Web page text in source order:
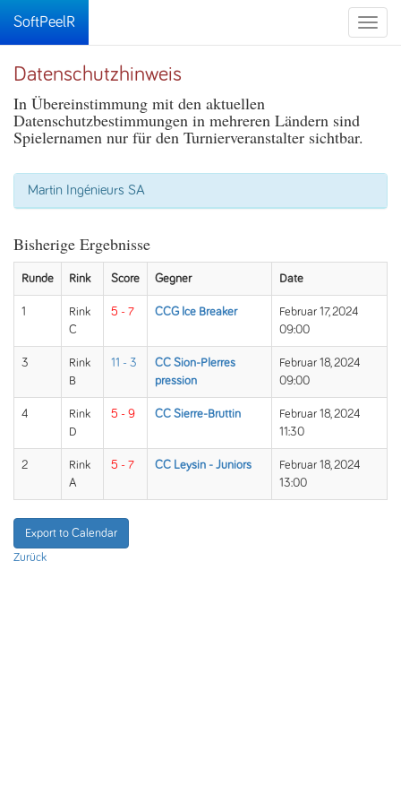
Toggle
SoftPeelR
Datenschutzhinweis
In Übereinstimmung mit den aktuellen
Datenschutzbestimmungen in mehreren Ländern sind
Spielernamen nur für den Turnierveranstalter sichtbar.
Martin Ingénieurs SA
Bisherige Ergebnisse
Runde Rink Score Gegner Date
1
Rink
C
5 - 7 CCG Ice Breaker
Februar 17, 2024
09:00
3
Rink
B
11 - 3
CC Sion-PIerres
pression
Februar 18, 2024
09:00
4
Rink
D
5 - 9 CC Sierre-Bruttin
Februar 18, 2024
11:30
2
Rink
A
5 - 7 CC Leysin - Juniors
Februar 18, 2024
13:00
Export to Calendar
Zurück